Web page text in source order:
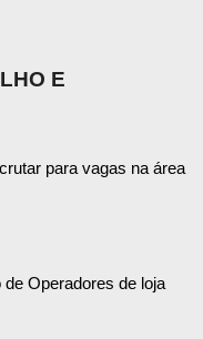
E
para vagas na área
Operadores de loja